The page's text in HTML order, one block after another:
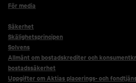
För media
Säkerhet
Skälighetsprincipen
Solvens
Allmänt om bostadskrediter och
bostadssäkerhet
Uppgifter om Aktias placerings- och